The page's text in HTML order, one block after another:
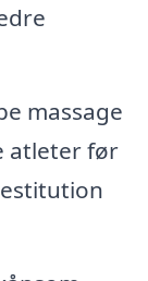
massage
atleter før